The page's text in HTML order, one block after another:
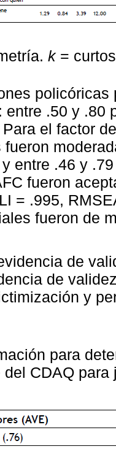
k=
entre .50 y .80
el factor
fueron
entre .46 y
fueron
= .995,
fueron de
de
de
y
para
del CDAQ